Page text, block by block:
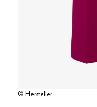
© Hersteller